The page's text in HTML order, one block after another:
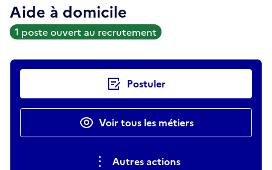
Aide à domicile
1 poste ouvert au recrutement
Actions rapides Postuler
Voir tous les métiers
Autres actions